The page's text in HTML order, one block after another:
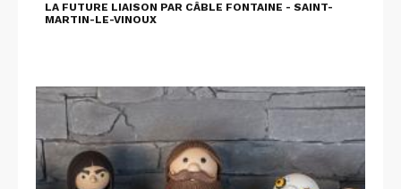
LA FUTURE LIAISON PAR CÂBLE FONTAINE - SAINT-
MARTIN-LE-VINOUX